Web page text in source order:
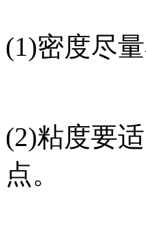
(1)密度尽
(2)粘度要
点。